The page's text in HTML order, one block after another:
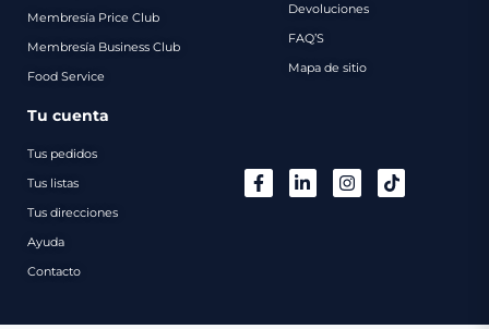
Membresía Price Club
Membresía Business Club
Food Service
Devoluciones
FAQ’S
Mapa de sitio
Tu cuenta
Tus pedidos
Tus listas
Tus direcciones
Ayuda
Contacto